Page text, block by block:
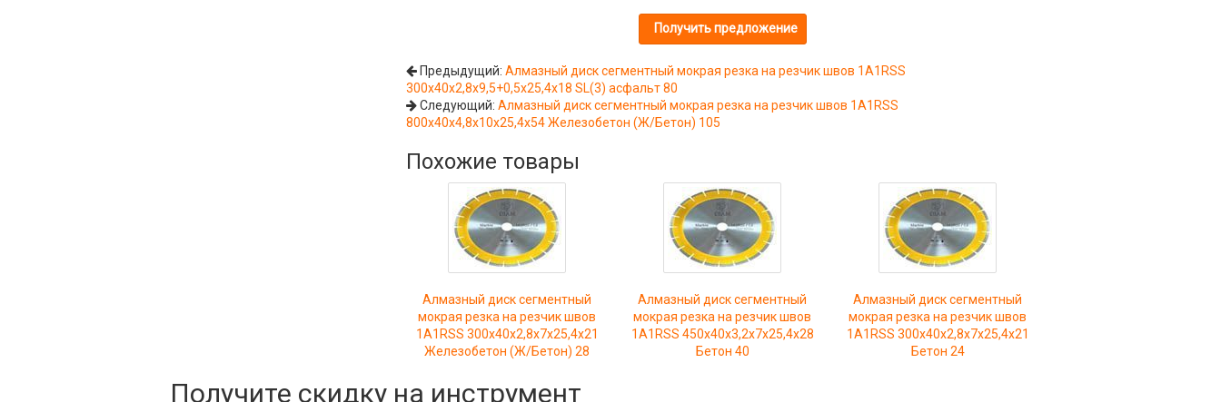
Предыдущий: Алмазный диск сегментный мокрая резка на резчик швов 1A1RSS
300х40х2,8х9,5+0,5х25,4х18 SL(3) асфальт 80
Следующий: Алмазный диск сегментный мокрая резка на резчик швов 1A1RSS
800х40х4,8х10х25,4х54 Железобетон (Ж/Бетон) 105
Похожие товары
Алмазный диск сегментный
мокрая резка на резчик швов
1A1RSS 300х40х2,8х7х25,4х21
Железобетон (Ж/Бетон) 28
Алмазный диск сегментный
мокрая резка на резчик швов
1A1RSS 450х40х3,2х7х25,4х28
Бетон 40
Алмазный диск сегментный
мокрая резка на резчик швов
1A1RSS 300x40x2,8x7х25,4х21
Бетон 24
Получите скидку на инструмент